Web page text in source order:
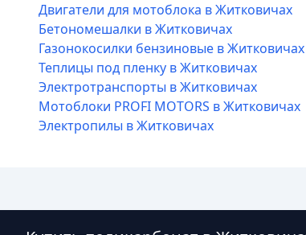
Двигатели для мотоблока в Житковичах
Бетономешалки в Житковичах
Газонокосилки бензиновые в Житковичах
Теплицы под пленку в Житковичах
Электротранспорты в Житковичах
Мотоблоки PROFI MOTORS в Житковичах
Электропилы в Житковичах